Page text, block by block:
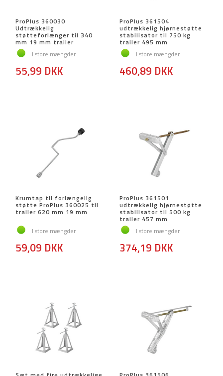
ProPlus 360030
Udtrækkelig
støtteforlænger til 340
mm 19 mm trailer
I store mængder
55,99 DKK
ProPlus 361504
udtrækkelig hjørnestøtte
stabilisator til 750 kg
trailer 495 mm
I store mængder
460,89 DKK
Krumtap til forlængelig
støtte ProPlus 360025 til
trailer 620 mm 19 mm
I store mængder
59,09 DKK
ProPlus 361501
udtrækkelig hjørnestøtte
stabilisator til 500 kg
trailer 457 mm
I store mængder
374,19 DKK